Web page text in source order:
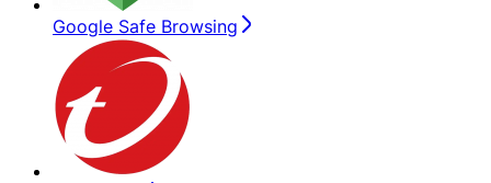
Google Safe Browsing